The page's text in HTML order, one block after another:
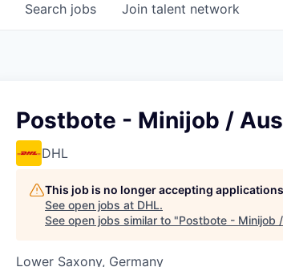
Search jobs Join talent network
Postbote - Minijob /
DHL
This job is no longer accepting applications
See open jobs at DHL.
See open jobs similar to "Postbote - Minijob
Lower Saxony, Germany